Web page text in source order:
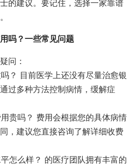
的建议。要记住，选择一家靠谱
吗？一些常见问题
问：
？ 目前医学上还没有尽量治愈银
过多种方法控制病情，缓解症
贵吗？ 费用会根据您的具体病情
，建议您直接咨询了解详细收费
怎么样？ 的医疗团队拥有丰富的